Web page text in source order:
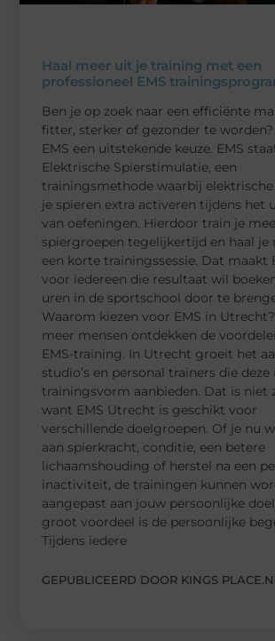
Haal meer uit je training met een
professioneel EMS
Ben je op zoek naar een efficiënte
fitter, sterker of gezonder te worden?
EMS een uitstekende keuze. EMS
Elektrische Spierstimulatie, een
trainingsmethode waarbij
je spieren extra activeren tijdens het
van oefeningen. Hierdoor train je
spiergroepen tegelijkertijd en haal je
een korte trainingssessie. Dat maakt
voor iedereen die resultaat wil
uren in de sportschool door te
Waarom kiezen voor EMS in
meer mensen ontdekken de
EMS-training. In Utrecht groeit het
studio’s en personal trainers die
trainingsvorm aanbieden. Dat is niet
want EMS Utrecht is geschikt voor
verschillende doelgroepen. Of je nu
aan spierkracht, conditie, een betere
lichaamshouding of herstel na een
inactiviteit, de trainingen kunnen
aangepast aan jouw persoonlijke
groot voordeel is de persoonlijke
Tijdens iedere
GEPUBLICEERD DOOR KINGS